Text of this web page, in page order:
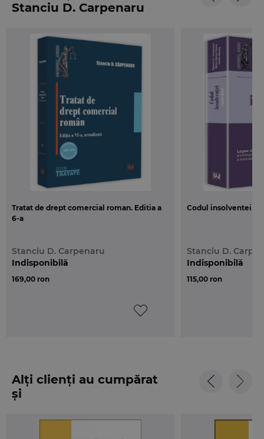
celor care se vor confrunta primii cu transpunerea
insolventei (judecatori, practicieni in insolventa,
avocati, consilieri juridici etc.).
Avand in vedere ca autorii sunt reputati specialisti
– practicieni si teoreticieni ai dreptului – consacrati
in stiinta dreptului comercial si in domeniul
insolventei, putem spune ca exista premisa
garantiei calitatii continutului acestei carti.
Stanciu D. Carpenaru
Tratat de drept comercial roman. Editia a
6-a
Stanciu D. Carpenaru
169,00 ron
Indisponibilă
Codul insolventei
Stanciu D.
115,00 ron
Indisponibilă
Alți clienți au cumpărat
și